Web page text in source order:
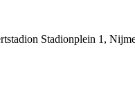
Stadionplein 1,